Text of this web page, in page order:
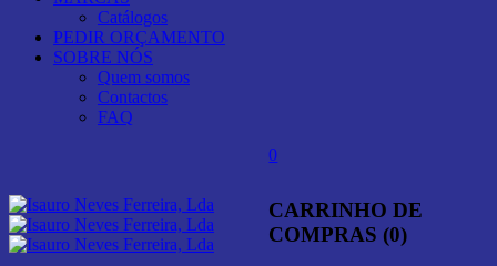
Catálogos
PEDIR ORÇAMENTO
SOBRE NÓS
Quem somos
Contactos
FAQ
0
CARRINHO DE
COMPRAS (0)